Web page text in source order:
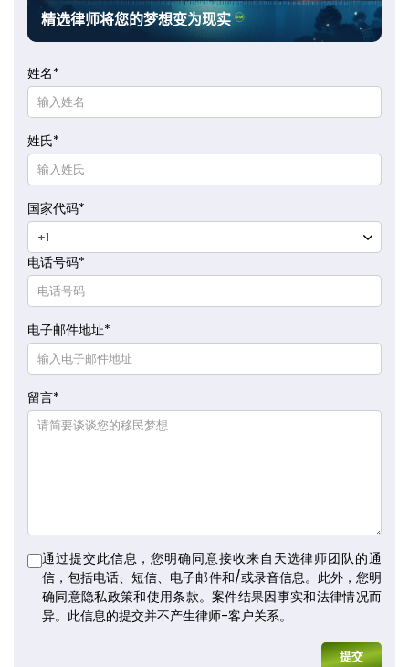
精选律师将您的梦想变为现实
姓名*
姓氏*
国家代码*
电话号码*
电子邮件地址*
留言*
通过提交此信息，您明确同意接收来自天选律师团队的通
信，包括电话、短信、电子邮件和/或录音信息。此外，您明
确同意隐私政策和使用条款。案件结果因事实和法律情况而
异。此信息的提交并不产生律师-客户关系。
提交